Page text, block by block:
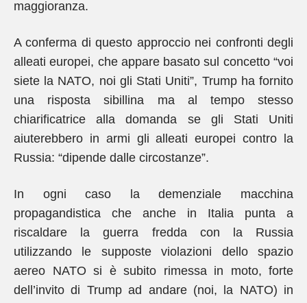
maggioranza.
A conferma di questo approccio nei confronti degli
alleati europei, che appare basato sul concetto “voi
siete la NATO, noi gli Stati Uniti”, Trump ha fornito
una risposta sibillina ma al tempo stesso
chiarificatrice alla domanda se gli Stati Uniti
aiuterebbero in armi gli alleati europei contro la
Russia: “dipende dalle circostanze”.
In ogni caso la demenziale macchina
propagandistica che anche in Italia punta a
riscaldare la guerra fredda con la Russia
utilizzando le supposte violazioni dello spazio
aereo NATO si è subito rimessa in moto, forte
dell’invito di Trump ad andare (noi, la NATO) in